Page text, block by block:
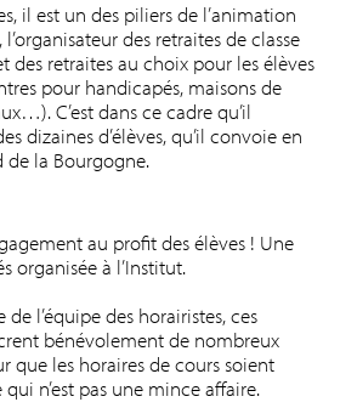
il est un des piliers de l’animation
des retraites de classe
des retraites au choix pour les élèves
pour handicapés, maisons de
C’est dans ce cadre qu’il
dizaines d’élèves, qu’il convoie en
de la Bourgogne.
au profit des élèves ! Une
organisée à l’Institut.
l’équipe des horairistes, ces
bénévolement de nombreux
que les horaires de cours soient
n’est pas une mince affaire.